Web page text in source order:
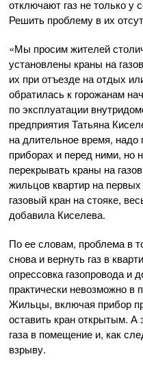
отключают газ не только у
Решить проблему в их
«Мы просим жителей
установлены краны на
их при отъезде на отдых
обратилась к горожанам
по эксплуатации
предприятия Татьяна
на длительное время, надо
приборах и перед ними, но
перекрывать краны на
жильцов квартир на
газовый кран на стояке,
добавила Киселева.
По ее словам, проблема в
снова и вернуть газ в
опрессовка газопровода и
практически невозможно в
Жильцы, включая прибор
оставить кран открытым. А
газа в помещение и, как
взрыву.